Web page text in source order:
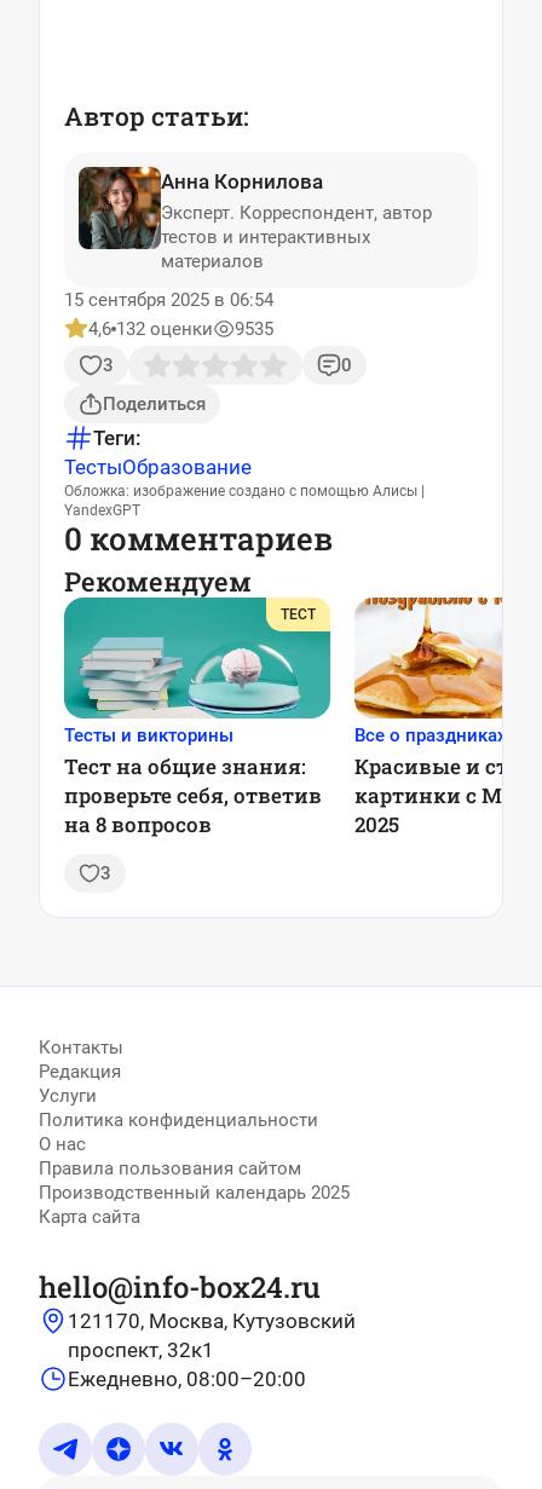
Автор статьи:
Анна Корнилова
Эксперт. Корреспондент, автор
тестов и интерактивных
материалов
15 сентября 2025 в 06:54
4,6 132 оценки
9535
3
0
Поделиться
Теги:
ТестыОбразование
Обложка: изображение создано с помощью Алисы |
YandexGPT
0 комментариев
Рекомендуем
ТЕСТ
Тесты и викторины
Тест на общие знания:
проверьте себя, ответив
на 8 вопросов
3
Все о праздниках
Красивые и
картинки с
2025
Контакты
Редакция
Услуги
Политика конфиденциальности
О нас
Правила пользования сайтом
Производственный календарь 2025
Карта сайта
hello@info-box24.ru
121170, Москва, Кутузовский
проспект, 32к1
Ежедневно, 08:00–20:00